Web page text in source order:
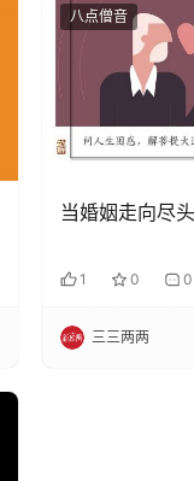
八点僧音
当婚姻走向尽
1 0 0
三三两两